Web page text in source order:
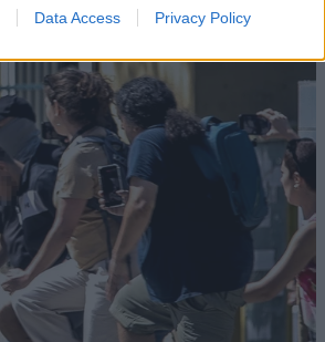
Data Access Privacy Policy